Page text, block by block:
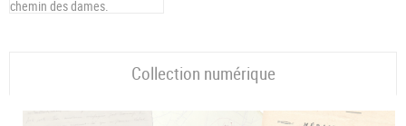
chemin des dames.
Collection numérique